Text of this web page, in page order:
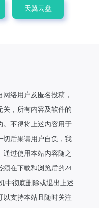
天翼云盘
络用户及匿名投稿，
关，所有内容及软件的
。不得将上述内容用于
切后果请用户自负，我
通过使用本站内容随之
须在下载和浏览后的24
中彻底删除或退出上述
以支持本站且随时关注